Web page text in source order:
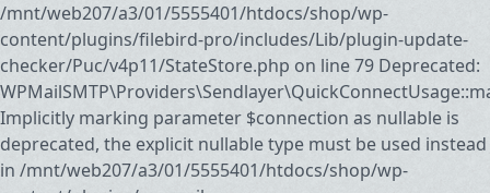
/mnt/web207/a3/01/5555401/htdocs/shop/wp-
content/plugins/filebird-pro/includes/Lib/plugin-update-
checker/Puc/v4p11/StateStore.php on line 79 Deprecated:
Implicitly marking parameter $connection as nullable is
deprecated, the explicit nullable type must be used instead
in /mnt/web207/a3/01/5555401/htdocs/shop/wp-